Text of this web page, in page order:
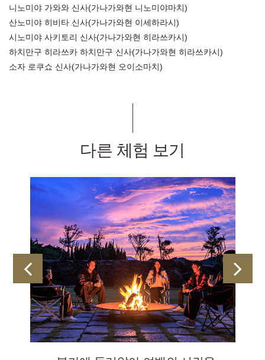
니노미야 가와와 신사(가나가와현 니노미야마치)
산노미야 히비타 신사(가나가와현 이세하라시)
시노미야 사키토리 신사(가나가와현 히라쓰카시)
하치만구 히라쓰카 하치만구 신사(가나가와현 히라쓰카시)
소자 로쿠쇼 신사(가나가와현 오이소마치)
다른 체험 보기